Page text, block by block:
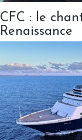
CFC : le
Renaissance